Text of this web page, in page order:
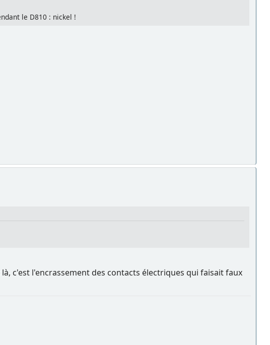
le D810 : nickel !
c'est l'encrassement des contacts électriques qui faisait faux